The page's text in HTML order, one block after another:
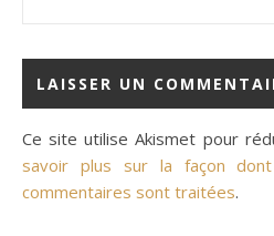
Ce site utilise Akismet pour
savoir plus sur la façon
commentaires sont traitées.